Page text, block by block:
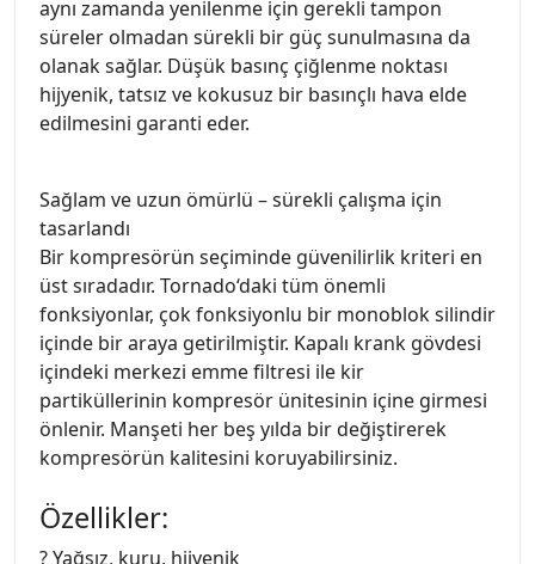
aynı zamanda yenilenme için gerekli tampon
süreler olmadan sürekli bir güç sunulmasına da
olanak sağlar. Düşük basınç çiğlenme noktası
hijyenik, tatsız ve kokusuz bir basınçlı hava elde
edilmesini garanti eder.
Sağlam ve uzun ömürlü – sürekli çalışma için
tasarlandı
Bir kompresörün seçiminde güvenilirlik kriteri en
üst sıradadır. Tornado‘daki tüm önemli
fonksiyonlar, çok fonksiyonlu bir monoblok silindir
içinde bir araya getirilmiştir. Kapalı krank gövdesi
içindeki merkezi emme filtresi ile kir
partiküllerinin kompresör ünitesinin içine girmesi
önlenir. Manşeti her beş yılda bir değiştirerek
kompresörün kalitesini koruyabilirsiniz.
Özellikler:
? Yağsız, kuru, hijyenik